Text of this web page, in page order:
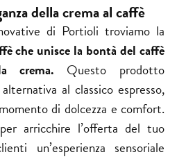
della crema al caffè
di Portioli troviamo la
che unisce la bontà del caffè
crema. Questo prodotto
al classico espresso,
di dolcezza e comfort.
arricchire l’offerta del tuo
un’esperienza sensoriale